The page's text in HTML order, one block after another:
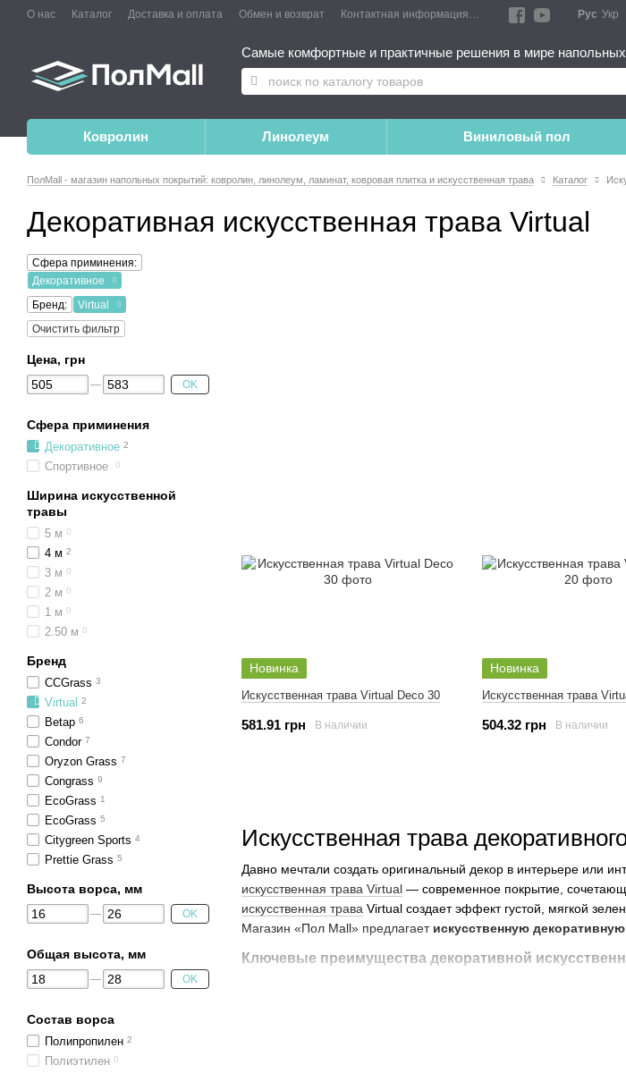
О нас Каталог Доставка и оплата Обмен и возврат Контактная информация Публичный договор
Рус Укр
Самые комфортные и практичные решения в мире
Ковролин Линолеум Виниловый пол
ПолMall - магазин напольных покрытий: ковролин, линолеум, ламинат, ковровая плитка и искусственная трава Каталог
Декоративная искусственная трава Virtual
Искусственная трава
Давно мечтали создать оригинальный декор в интерьере или
искусственная трава Virtual — современное покрытие,
искусственная трава Virtual создает эффект густой, мягкой
Магазин «Пол Mall» предлагает искусственную
Ключевые преимущества декоративной
Новинка
Искусственная трава Virtual Deco 30
581.91 грн В наличии
Новинка
Искусственная трава
504.32 грн В наличии
Сфера приминения:
Декоративное
Бренд:
Virtual
Очистить фильтр
Цена, грн
OK
Сфера приминения
Декоративное 2
Спортивное 0
Ширина искусственной
травы
5 м 0
4 м 2
3 м 0
2 м 0
1 м 0
2.50 м 0
Бренд
CCGrass 3
Virtual 2
Betap 6
Condor 7
Oryzon Grass 7
Congrass 9
EcoGrass 1
EcoGrass 5
Citygreen Sports 4
Prettie Grass 5
Высота ворса, мм
OK
Общая высота, мм
OK
Состав ворса
Полипропилен 2
Полиэтилен 0